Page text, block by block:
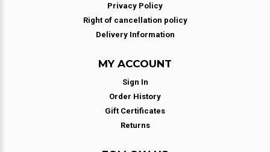
Privacy Policy
Right of cancellation policy
Delivery Information
MY ACCOUNT
Sign In
Order History
Gift Certificates
Returns